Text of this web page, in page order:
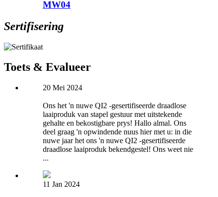
MW04
Sertifisering
Toets & Evalueer
20 Mei 2024
Ons het 'n nuwe QI2 -gesertifiseerde draadlose
laaiproduk van stapel gestuur met uitstekende
gehalte en bekostigbare prys! Hallo almal. Ons
deel graag 'n opwindende nuus hier met u: in die
nuwe jaar het ons 'n nuwe QI2 -gesertifiseerde
draadlose laaiproduk bekendgestel! Ons weet nie
...
11 Jan 2024